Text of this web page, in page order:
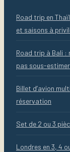
Road trip en
et saisons à
Road trip à Bali :
pas sous-estimer
Billet d’avion
réservation
Set de 2 ou 3
Londres en 3, 4